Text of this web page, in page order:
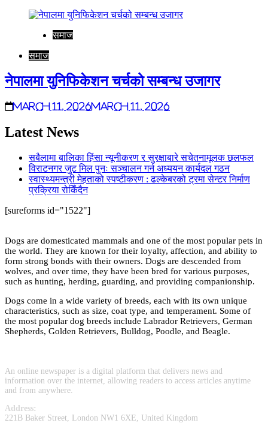
समाज
समाज
नेपालमा युनिफिकेशन चर्चको सम्बन्ध उजागर
March 11, 2026March 11, 2026
Latest News
सबैलामा बालिका हिंसा न्यूनीकरण र सुरक्षाबारे सचेतनामूलक छलफल
विराटनगर जुट मिल पुनः सञ्चालन गर्न अध्ययन कार्यदल गठन
स्वास्थ्यमन्त्री मेहताको स्पष्टीकरण : ढल्केबरको ट्रमा सेन्टर निर्माण
प्रक्रिया रोकिँदैन
[sureforms id="1522"]
Dogs are domesticated mammals and one of the most popular pets in
the world. They are known for their loyalty, affection, and ability to
form strong bonds with their owners. Dogs are descended from
wolves, and over time, they have been bred for various purposes,
such as hunting, herding, guarding, and providing companionship.
Dogs come in a wide variety of breeds, each with its own unique
characteristics, such as size, coat type, and temperament. Some of
the most popular dog breeds include Labrador Retrievers, German
Shepherds, Golden Retrievers, Bulldog, Poodle, and Beagle.
An online newspaper is a digital platform that delivers news and
information over the internet, allowing readers to access articles anytime
and from anywhere.
Address:
221B Baker Street, London NW1 6XE, United Kingdom